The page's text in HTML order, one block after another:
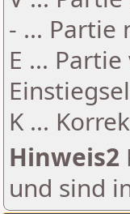
- ... Partie
E ...
K ...
Hinweis2
und sind